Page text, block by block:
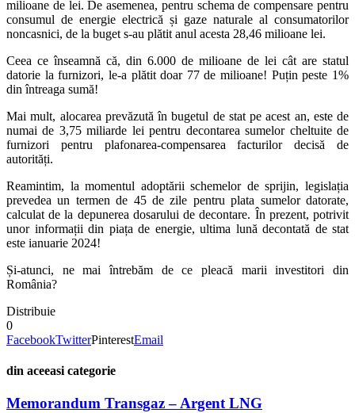
milioane de lei. De asemenea, pentru schema de compensare pentru
consumul de energie electrică și gaze naturale al consumatorilor
noncasnici, de la buget s-au plătit anul acesta 28,46 milioane lei.
Ceea ce înseamnă că, din 6.000 de milioane de lei cât are statul
datorie la furnizori, le-a plătit doar 77 de milioane! Puțin peste 1%
din întreaga sumă!
Mai mult, alocarea prevăzută în bugetul de stat pe acest an, este de
numai de 3,75 miliarde lei pentru decontarea sumelor cheltuite de
furnizori pentru plafonarea-compensarea facturilor decisă de
autorități.
Reamintim, la momentul adoptării schemelor de sprijin, legislația
prevedea un termen de 45 de zile pentru plata sumelor datorate,
calculat de la depunerea dosarului de decontare. În prezent, potrivit
unor informații din piața de energie, ultima lună decontată de stat
este ianuarie 2024!
Și-atunci, ne mai întrebăm de ce pleacă marii investitori din
România?
Distribuie
0
FacebookTwitterPinterestEmail
din aceeasi categorie
Memorandum Transgaz – Argent LNG